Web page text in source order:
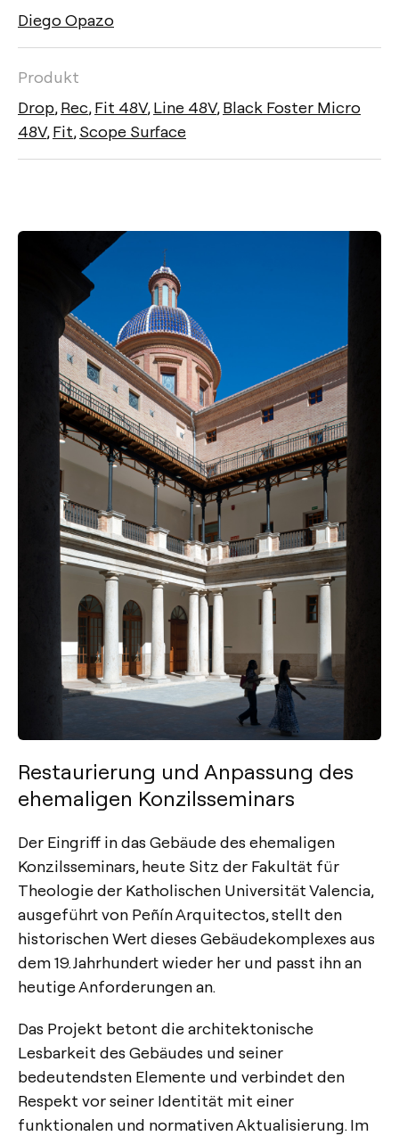
Diego Opazo
Produkt
Drop,Rec,Fit 48V,Line 48V,Black Foster Micro
48V,Fit,Scope Surface
Restaurierung und Anpassung des
ehemaligen Konzilsseminars
Der Eingriff in das Gebäude des ehemaligen
Konzilsseminars, heute Sitz der Fakultät für
Theologie der Katholischen Universität Valencia,
ausgeführt von Peñín Arquitectos, stellt den
historischen Wert dieses Gebäudekomplexes aus
dem 19. Jahrhundert wieder her und passt ihn an
heutige Anforderungen an.
Das Projekt betont die architektonische
Lesbarkeit des Gebäudes und seiner
bedeutendsten Elemente und verbindet den
Respekt vor seiner Identität mit einer
funktionalen und normativen Aktualisierung. Im